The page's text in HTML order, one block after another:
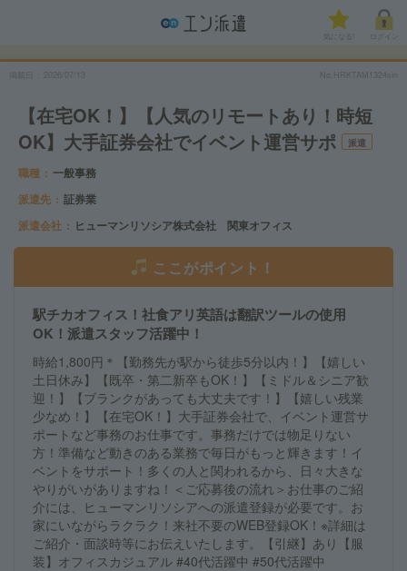
気になる!
2026/07/13 No.HRKTAM1324sin
【在宅OK！】【人気のリモートあり！時短
OK】大手証券会社でイベント運営サポ
派遣
職種
一般事務
派遣先
証券業
派遣会社
ヒューマンリソシア株式会社 関東オフィス
ここがポイント！
駅チカオフィス！社食アリ英語は翻訳ツールの使用
OK！派遣スタッフ活躍中！
時給1,800円＊【勤務先が駅から徒歩5分以内！】【嬉しい
土日休み】【既卒・第二新卒もOK！】【ミドル＆シニア歓
迎！】【ブランクがあっても大丈夫です！】【嬉しい残業
少なめ！】【在宅OK！】大手証券会社で、イベント運営サ
ポートなど事務のお仕事です。事務だけでは物足りない
方！準備など動きのある業務で毎日がもっと輝きます！イ
ベントをサポート！多くの人と関われるから、日々大きな
やりがいがありますね！＜ご応募後の流れ＞お仕事のご紹
介には、ヒューマンリソシアへの派遣登録が必要です。お
家にいながらラクラク！来社不要のWEB登録OK！※詳細は
ご紹介・面談時等にお伝えいたします。【引継】あり【服
装】オフィスカジュアル #40代活躍中 #50代活躍中